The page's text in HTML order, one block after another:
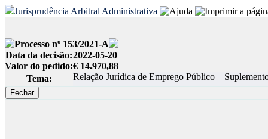
Jurisprudência Arbitral Administrativa
Processo nº 153/2021-A
Data da decisão:2022-05-20
Valor do pedido:€ 14.970,88
Tema:
Relação Jurídica de Emprego Público –